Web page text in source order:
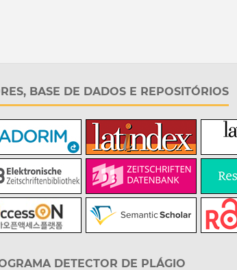
BASE DE DADOS E REPOSITÓRIOS
DETECTOR DE PLÁGIO